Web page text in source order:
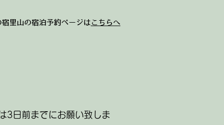
宿里山の宿泊予約ページはこちらへ
3日前までにお願い致しま